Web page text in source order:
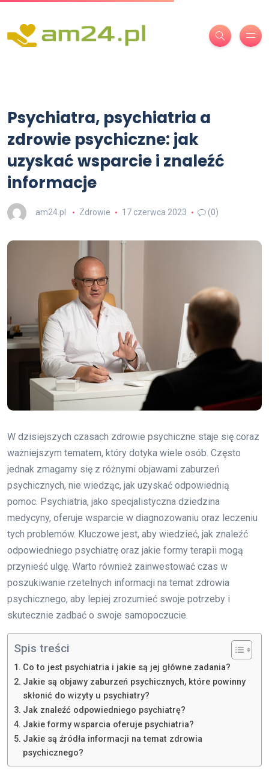
Psychiatra, psychiatria a
zdrowie psychiczne: jak
uzyskać wsparcie i znaleźć
informacje
am24.pl Zdrowie 17 czerwca 2023 (0)
W dzisiejszych czasach zdrowie psychiczne staje się coraz
ważniejszym tematem, który dotyka wiele osób. Często
jednak zmagamy się z różnymi objawami zaburzeń
psychicznych, nie wiedząc, jak uzyskać odpowiednią
pomoc. Psychiatria, jako specjalistyczna dziedzina
medycyny, oferuje wsparcie w diagnozowaniu oraz leczeniu
tych problemów. Kluczowe jest, aby wiedzieć, jak znaleźć
odpowiedniego psychiatrę oraz jakie formy terapii mogą
przynieść ulgę. Warto również zainwestować czas w
poszukiwanie rzetelnych informacji na temat zdrowia
psychicznego, aby lepiej zrozumieć swoje potrzeby i
skutecznie zadbać o swoje samopoczucie.
Spis treści
Co to jest psychiatria i jakie są jej główne zadania?
Jakie są objawy zaburzeń psychicznych, które powinny
skłonić do wizyty u psychiatry?
Jak znaleźć odpowiedniego psychiatrę?
Jakie formy wsparcia oferuje psychiatria?
Jakie są źródła informacji na temat zdrowia
psychicznego?